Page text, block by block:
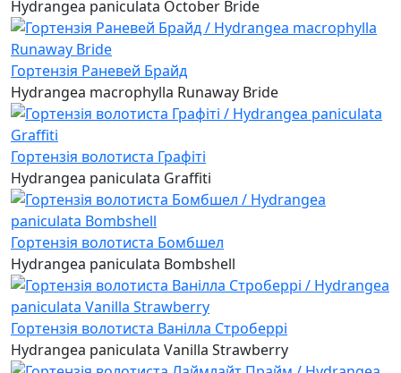
Hydrangea paniculata October Bride
Гортензія Раневей Брайд
Hydrangea macrophylla Runaway Bride
Гортензія волотиста Графіті
Hydrangea paniculata Graffiti
Гортензія волотиста Бомбшел
Hydrangea paniculata Bombshell
Гортензія волотиста Ванілла Строберрі
Hydrangea paniculata Vanilla Strawberry